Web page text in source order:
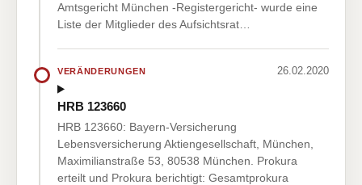
Amtsgericht München -Registergericht- wurde eine
Liste der Mitglieder des Aufsichtsrat…
VERÄNDERUNGEN 26.02.2020
HRB 123660
HRB 123660: Bayern-Versicherung
Lebensversicherung Aktiengesellschaft, München,
Maximilianstraße 53, 80538 München. Prokura
erteilt und Prokura berichtigt: Gesamtprokura